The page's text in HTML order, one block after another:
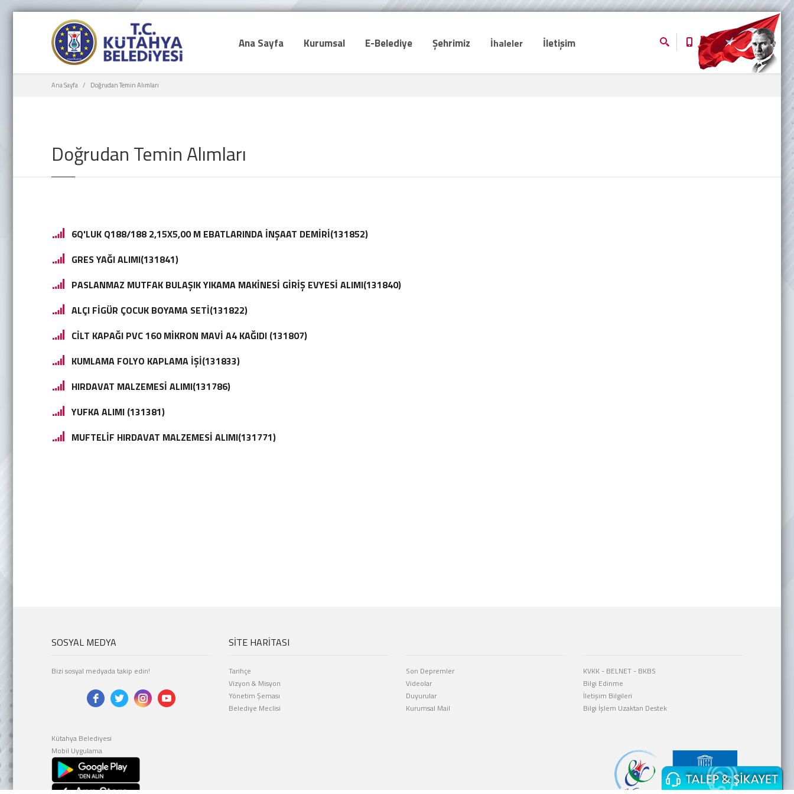
Ana Sayfa Kurumsal E-Belediye Şehrimiz İhaleler İletişim
Ana Sayfa Doğrudan Temin Alımları
Doğrudan Temin Alımları
6Q'LUK Q188/188 2,15X5,00 M EBATLARINDA İNŞAAT DEMİRİ(131852)
GRES YAĞI ALIMI(131841)
PASLANMAZ MUTFAK BULAŞIK YIKAMA MAKİNESİ GİRİŞ EVYESİ ALIMI(131840)
ALÇI FİGÜR ÇOCUK BOYAMA SETİ(131822)
CİLT KAPAĞI PVC 160 MİKRON MAVİ A4 KAĞIDI (131807)
KUMLAMA FOLYO KAPLAMA İŞİ(131833)
HIRDAVAT MALZEMESİ ALIMI(131786)
YUFKA ALIMI (131381)
MUFTELİF HIRDAVAT MALZEMESİ ALIMI(131771)
SOSYAL MEDYA
Bizi sosyal medyada takip edin!
SİTE HARİTASI
Tarihçe
Vizyon & Misyon
Yönetim Şeması
Belediye Meclisi
Son Depremler
Videolar
Duyurular
Kurumsal Mail
KVKK - BELNET - BKBS
Bilgi Edinme
İletişim Bilgileri
Bilgi İşlem Uzaktan Destek
Kütahya Belediyesi
Mobil Uygulama